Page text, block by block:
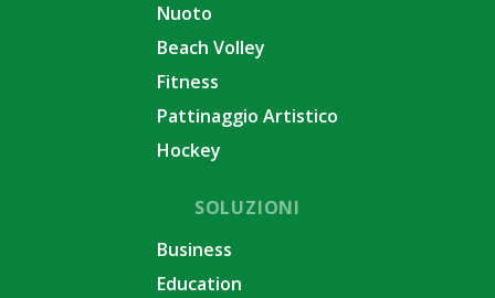
Nuoto
Beach Volley
Fitness
Pattinaggio Artistico
Hockey
SOLUZIONI
Business
Education